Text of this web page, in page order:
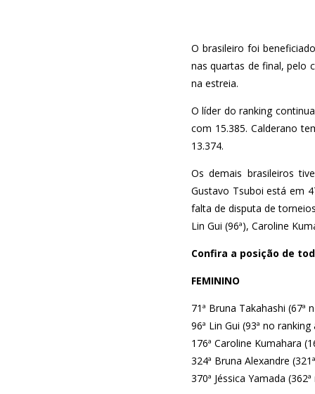
O brasileiro foi
nas quartas de final, pelo
na estreia.
O líder do ranking
com 15.385. Calderano
13.374.
Os demais brasileiros
Gustavo Tsuboi está em
falta de disputa de
Lin Gui (96ª), Caroline
Confira a posição de
FEMININO
71ª Bruna Takahashi (67ª
96ª Lin Gui (93ª no
176ª Caroline Kumahara
324ª Bruna Alexandre
370ª Jéssica Yamada